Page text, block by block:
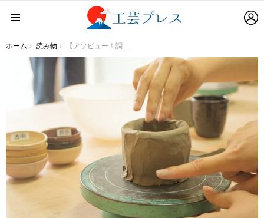
You are here:
ホーム 読み物 【アソビュー！調査リリース】2022年子供と挑戦したいものづくり＆アウトドア体験を調査。ものづくりの1位は陶芸、アウトドア体験の1位は乗馬という結果に